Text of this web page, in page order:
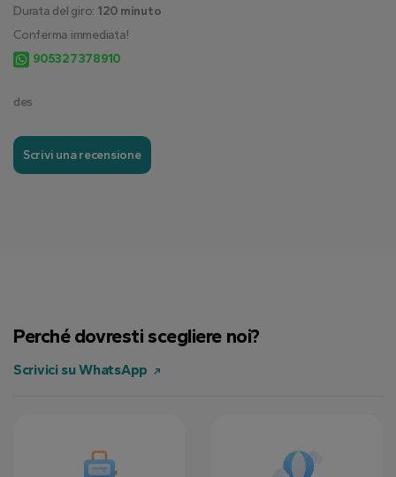
des
Scrivi una recensione
Durata del giro: 120 minuto
Conferma immediata!
905327378910
Perché dovresti scegliere noi?
Scrivici su WhatsApp